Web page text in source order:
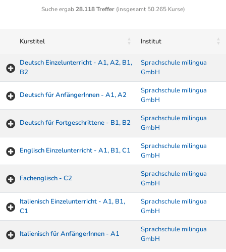
Suche ergab 28.118 Treffer(insgesamt 50.265 Kurse)
Kurstitel Institut
Deutsch Einzelunterricht - A1, A2, B1,
B2
Sprachschule milingua
GmbH
Deutsch für AnfängerInnen - A1, A2
Sprachschule milingua
GmbH
Deutsch für Fortgeschrittene - B1, B2
Sprachschule milingua
GmbH
Englisch Einzelunterricht - A1, B1, C1
Sprachschule milingua
GmbH
Fachenglisch - C2
Sprachschule milingua
GmbH
Italienisch Einzelunterricht - A1, B1,
C1
Sprachschule milingua
GmbH
Italienisch für AnfängerInnen - A1
Sprachschule milingua
GmbH